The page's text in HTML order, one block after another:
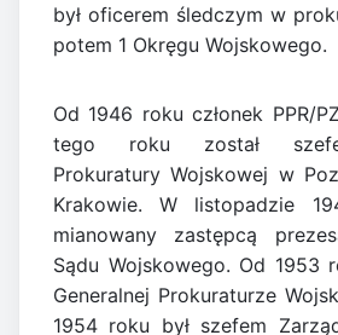
był oficerem śledczym w
potem 1 Okręgu Wojskowego.
Od 1946 roku członek PPR/
tego roku został
Prokuratury Wojskowej w
Krakowie. W listopadzie
mianowany zastępcą
Sądu Wojskowego. Od 1953
Generalnej Prokuraturze
1954 roku był szefem